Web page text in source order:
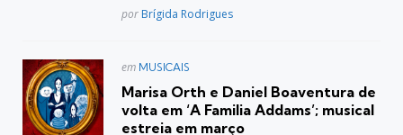
Posted
por Brígida Rodrigues
Postado
em MUSICAIS
Marisa Orth e Daniel Boaventura de
volta em ‘A Familia Addams’; musical
estreia em março